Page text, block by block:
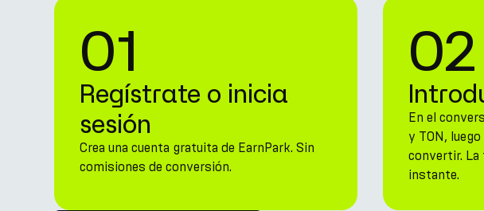
01
Regístrate o inicia
sesión
Crea una cuenta gratuita de EarnPark. Sin
comisiones de conversión.
02
En el
y TON,
convertir. La
instante.